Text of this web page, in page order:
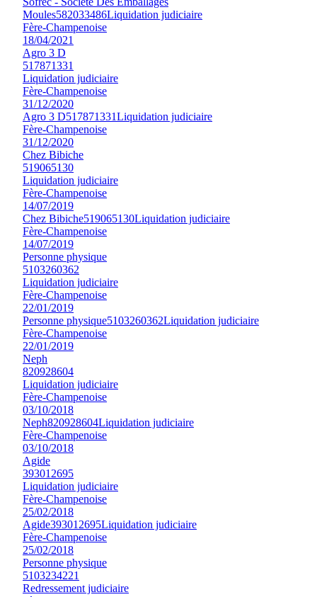
Moules582033486Liquidation judiciaire
Fère-Champenoise
18/04/2021
Agro 3 D
517871331
Liquidation judiciaire
Fère-Champenoise
31/12/2020
Agro 3 D517871331Liquidation judiciaire
Fère-Champenoise
31/12/2020
Chez Bibiche
519065130
Liquidation judiciaire
Fère-Champenoise
14/07/2019
Chez Bibiche519065130Liquidation judiciaire
Fère-Champenoise
14/07/2019
Personne physique
5103260362
Liquidation judiciaire
Fère-Champenoise
22/01/2019
Personne physique5103260362Liquidation judiciaire
Fère-Champenoise
22/01/2019
Neph
820928604
Liquidation judiciaire
Fère-Champenoise
03/10/2018
Neph820928604Liquidation judiciaire
Fère-Champenoise
03/10/2018
Agide
393012695
Liquidation judiciaire
Fère-Champenoise
25/02/2018
Agide393012695Liquidation judiciaire
Fère-Champenoise
25/02/2018
Personne physique
5103234221
Redressement judiciaire